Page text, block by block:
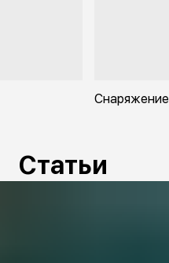
Снаряжение
Статьи